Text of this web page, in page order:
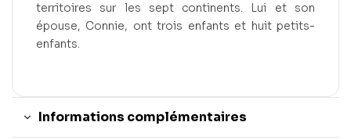
territoires sur les sept continents. Lui et son
épouse, Connie, ont trois enfants et huit petits-
enfants.
Informations complémentaires